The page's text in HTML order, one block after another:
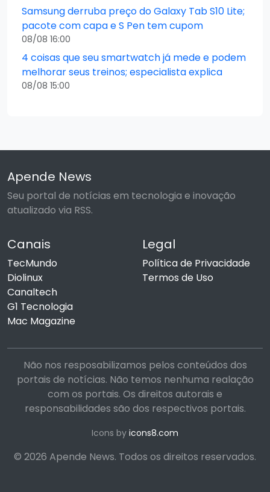
Samsung derruba preço do Galaxy Tab S10 Lite;
pacote com capa e S Pen tem cupom
08/08 16:00
4 coisas que seu smartwatch já mede e podem
melhorar seus treinos; especialista explica
08/08 15:00
Apende News
Seu portal de notícias em tecnologia e inovação
atualizado via RSS.
Canais
TecMundo
Diolinux
Canaltech
G1 Tecnologia
Mac Magazine
Legal
Política de Privacidade
Termos de Uso
Não nos resposabilizamos pelos conteúdos dos
portais de notícias. Não temos nenhuma realação
com os portais. Os direitos autorais e
responsabilidades são dos respectivos portais.
Icons by icons8.com
© 2026 Apende News. Todos os direitos reservados.